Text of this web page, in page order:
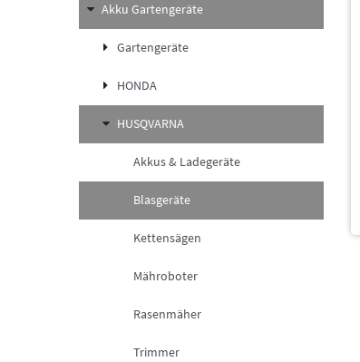
Akku Gartengeräte
Gartengeräte
HONDA
HUSQVARNA
Akkus & Ladegeräte
Blasgeräte
Kettensägen
Mähroboter
Rasenmäher
Trimmer